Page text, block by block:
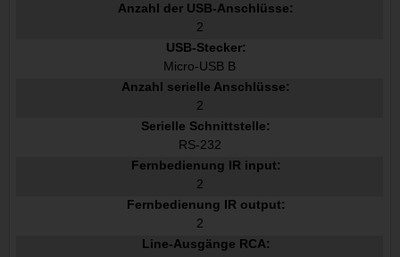
Anzahl der USB-Anschlüsse:
2
USB-Stecker:
Micro-USB B
Anzahl serielle Anschlüsse:
2
Serielle Schnittstelle:
RS-232
Fernbedienung IR input:
2
Fernbedienung IR output:
2
Line-Ausgänge RCA: